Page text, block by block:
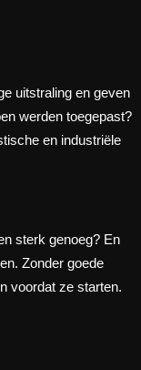
uitstraling en geven
werden toegepast?
en industriële
sterk genoeg? En
Zonder goede
voordat ze starten.